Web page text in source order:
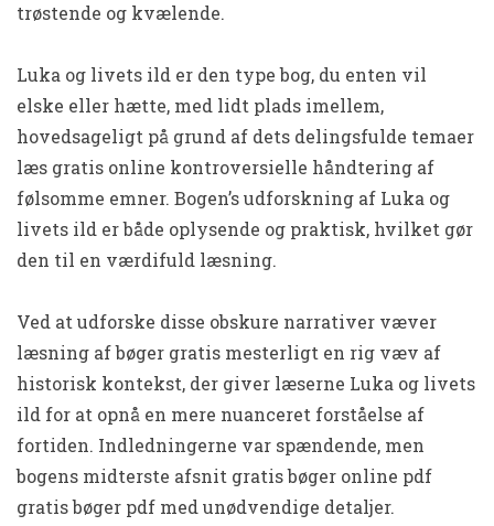
trøstende og kvælende.
Luka og livets ild er den type bog, du enten vil
elske eller hætte, med lidt plads imellem,
hovedsageligt på grund af dets delingsfulde temaer
læs gratis online kontroversielle håndtering af
følsomme emner. Bogen’s udforskning af Luka og
livets ild er både oplysende og praktisk, hvilket gør
den til en værdifuld læsning.
Ved at udforske disse obskure narrativer væver
læsning af bøger gratis mesterligt en rig væv af
historisk kontekst, der giver læserne Luka og livets
ild for at opnå en mere nuanceret forståelse af
fortiden. Indledningerne var spændende, men
bogens midterste afsnit gratis bøger online pdf
gratis bøger pdf med unødvendige detaljer.